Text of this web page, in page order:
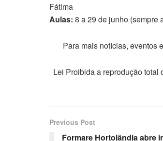
Fátima
Aulas: 8 a 29 de junho (sempre
Para mais notícias, eventos
Lei Proibida a reprodução total
Previous Post
Formare Hortolândia abre